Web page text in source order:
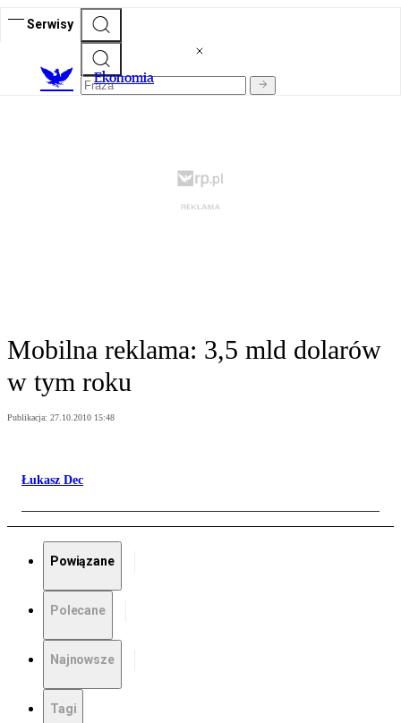
Serwisy
Ekonomia
Mobilna reklama: 3,5 mld dolarów
w tym roku
Publikacja: 27.10.2010 15:48
Łukasz Dec
Powiązane
Polecane
Najnowsze
Tagi